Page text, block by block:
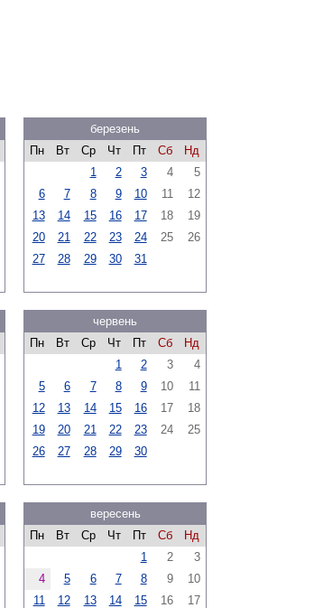
березень
Пн
Вт Ср Чт Пт Сб
Нд
1
2 3 4
5
6
7 8 9 10 11
12
13
14 15 16 17 18
19
20
21 22 23 24 25
26
27
28 29 30 31
червень
Пн
Вт Ср Чт Пт Сб
Нд
1
2 3
4
5
6 7 8 9 10
11
12
13 14 15 16 17
18
19
20 21 22 23 24
25
26
27 28 29 30
вересень
Пн
Вт Ср Чт Пт Сб
Нд
1
2
3
4
5 6 7 8 9
10
11
12 13 14 15 16
17